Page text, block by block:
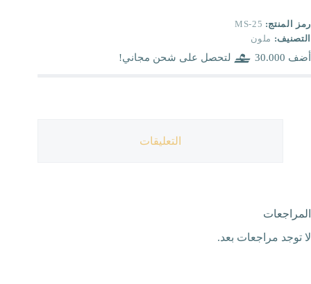
رمز المنتج: MS-25
التصنيف: ملون
أضف 30.000 لتحصل على شحن مجاني!
التعليقات
المراجعات
لا توجد مراجعات بعد.